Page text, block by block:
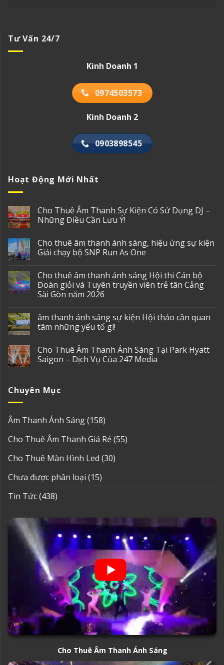
Tư Vấn 24/7
Kinh Doanh 1
0974503573
Kinh Doanh 2
0903898545
Hoạt Động Mới Nhất
Cho Thuê Âm Thanh Sự Kiện Có Sử Dụng DJ –
Những Điều Cần Lưu Ý!
Cho thuê âm thanh ánh sáng, hiệu ứng sự kiện
Giải chạy bộ SNP Run As One
Cho thuê âm thanh ánh sáng Hội thi Cán bộ
Đoàn giỏi và Tuyên truyền viên trẻ tân Cảng
Sài Gòn năm 2026
âm thanh ánh sáng sự kiện Hội thảo cần quan
tâm những yếu tố gì!
Cho Thuê Âm Thanh Ánh Sáng Tại Park Hyatt
Saigon – Dịch Vụ Của 247 Media
Chuyên Mục
Âm Thanh Ánh Sáng(158)
Cho Thuê Âm Thanh Giá Rẻ(55)
Cho Thuê Màn Hình Led (30)
Chưa được phân loại (15)
Tin Tức(438)
Cho Thuê Âm Thanh Ánh Sáng